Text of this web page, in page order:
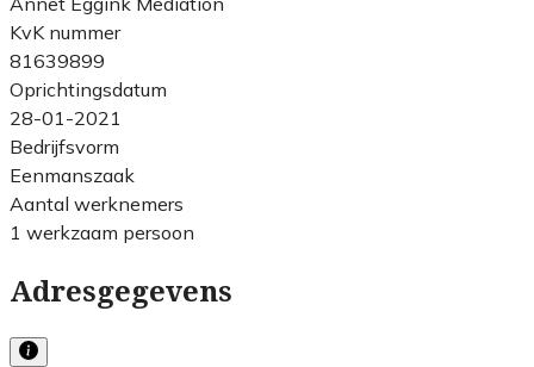
KvK nummer
81639899
Oprichtingsdatum
28-01-2021
Bedrijfsvorm
Eenmanszaak
Aantal werknemers
1 werkzaam persoon
Adresgegevens